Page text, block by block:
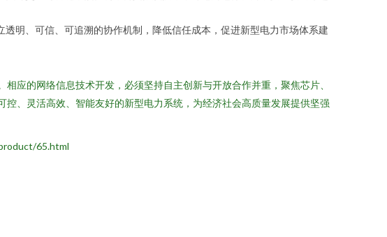
明、可信、可追溯的协作机制，降低信任成本，促进新型电力市场体系建
应的网络信息技术开发，必须坚持自主创新与开放合作并重，聚焦芯片、
、灵活高效、智能友好的新型电力系统，为经济社会高质量发展提供坚强
65.html